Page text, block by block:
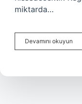
miktarda…
Devamını okuyun